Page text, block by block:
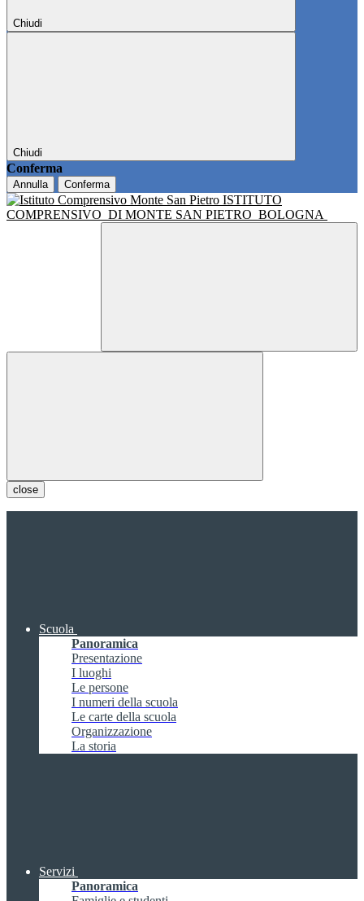
Chiudi
Chiudi
Conferma
Annulla Conferma
ISTITUTO
COMPRENSIVO DI MONTE SAN PIETRO BOLOGNA
close
Scuola
Panoramica
Presentazione
I luoghi
Le persone
I numeri della scuola
Le carte della scuola
Organizzazione
La storia
Servizi
Panoramica